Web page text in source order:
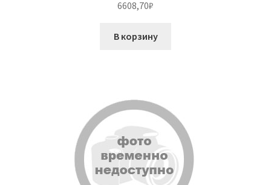
6608,70₽
В корзину